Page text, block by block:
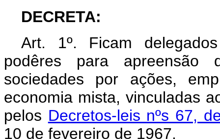
DECRETA:
Art. 1º. Ficam
podêres para apreensão
sociedades por ações,
economia mista, vinculadas
pelos Decretos-leis nºs 67,
10 de fevereiro de 1967.